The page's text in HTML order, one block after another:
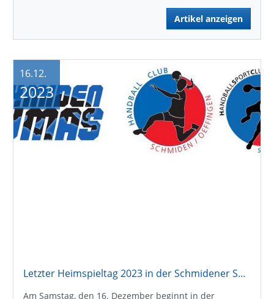
Artikel anzeigen
Letzter Heimspieltag 2023 in der Schmidener Sporthalle
Am Samstag, den 16. Dezember beginnt in der
16.12.
2023